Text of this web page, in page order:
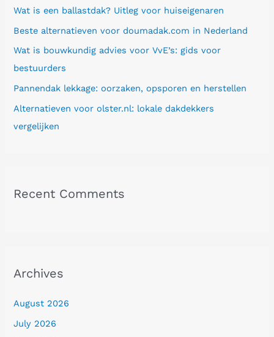
f
o
r
:
Wat is een ballastdak? Uitleg voor huiseigenaren
Beste alternatieven voor doumadak.com in Nederland
Wat is bouwkundig advies voor VvE’s: gids voor
bestuurders
Pannendak lekkage: oorzaken, opsporen en herstellen
Alternatieven voor olster.nl: lokale dakdekkers
vergelijken
Recent Comments
Archives
August 2026
July 2026